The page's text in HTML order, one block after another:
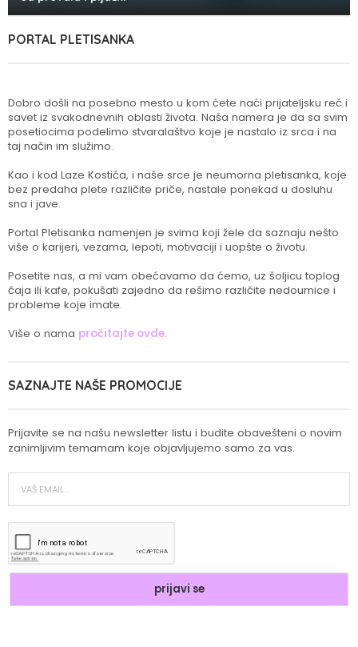
PORTAL PLETISANKA
Dobro došli na posebno mesto u kom ćete naći prijateljsku reč i
savet iz svakodnevnih oblasti života. Naša namera je da sa svim
posetiocima podelimo stvaralaštvo koje je nastalo iz srca i na
taj način im služimo.
Kao i kod Laze Kostića, i naše srce je neumorna pletisanka, koje
bez predaha plete različite priče, nastale ponekad u dosluhu
sna i jave.
Portal Pletisanka namenjen je svima koji žele da saznaju nešto
više o karijeri, vezama, lepoti, motivaciji i uopšte o životu.
Posetite nas, a mi vam obećavamo da ćemo, uz šoljicu toplog
čaja ili kafe, pokušati zajedno da rešimo različite nedoumice i
probleme koje imate.
Više o nama pročitajte ovde.
SAZNAJTE NAŠE PROMOCIJE
Prijavite se na našu newsletter listu i budite obavešteni o novim
zanimljivim temamam koje objavljujemo samo za vas.